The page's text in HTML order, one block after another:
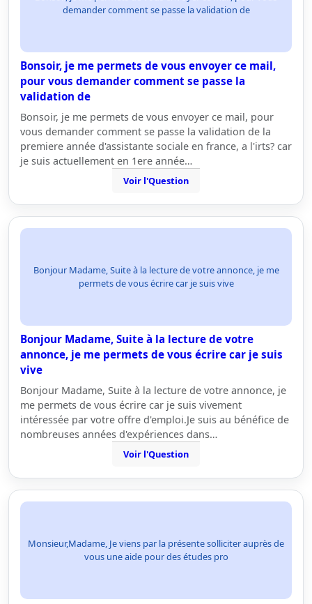
demander comment se passe la validation de
Bonsoir, je me permets de vous envoyer ce mail,
pour vous demander comment se passe la
validation de
Bonsoir, je me permets de vous envoyer ce mail, pour
vous demander comment se passe la validation de la
premiere année d'assistante sociale en france, a l'irts? car
je suis actuellement en 1ere année…
Voir l'Question
Bonjour Madame, Suite à la lecture de votre annonce, je me
permets de vous écrire car je suis vive
Bonjour Madame, Suite à la lecture de votre
annonce, je me permets de vous écrire car je suis
vive
Bonjour Madame, Suite à la lecture de votre annonce, je
me permets de vous écrire car je suis vivement
intéressée par votre offre d'emploi.Je suis au bénéfice de
nombreuses années d'expériences dans…
Voir l'Question
Monsieur,Madame, Je viens par la présente solliciter auprès de
vous une aide pour des études pro